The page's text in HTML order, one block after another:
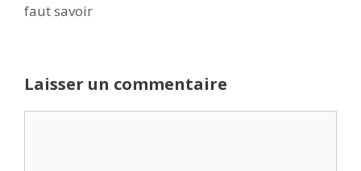
faut savoir
Laisser un commentaire